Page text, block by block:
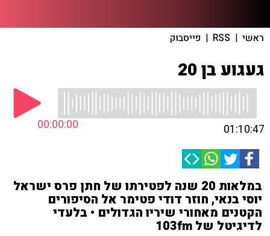
ראשי |
RSS
| פייסבוק
געגוע בן 20
00:00:00 01:10:47
במלאות 20 שנה לפטירתו של חתן פרס ישראל
יוסי בנאי, חוזר דודי פטימר אל הסיפורים
הקטנים מאחורי שיריו הגדולים • בלעדי
לדיגיטל של 103fm